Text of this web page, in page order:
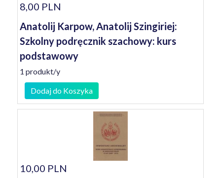
8,00 PLN
Anatolij Karpow, Anatolij Szingiriej:
Szkolny podręcznik szachowy: kurs
podstawowy
1 produkt/y
Dodaj do Koszyka
10,00 PLN